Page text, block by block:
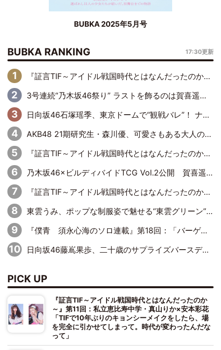
BUBKA 2025年5月号
BUBKA RANKING 17:30更新
『証言TIF～アイドル戦国時代とはなんだったのか～』第6回：でんぱ組.inc・古川未鈴×相沢梨紗「『ハロプロやりたかったな』って言ったら、夢眠ねむさんに『てめえはでんぱ組．incなんだよ！』って肩パンされて(笑)」
3号連続“乃木坂46祭り” ラストを飾るのは賀喜遥香…5年ぶりの登場に「5年分大人になった私を見ていただけたら」
日向坂46石塚瑶季、東京ドームで“観戦バレ”！ ナイツ・塙も認めた「巨人に詳しすぎるアイドル」は元VENUSスクール生で杉内コーチ推し⁉
AKB48 21期研究生・森川優、可愛さもある大人の女性に
『証言TIF～アイドル戦国時代とはなんだったのか～』第10回：さくら学院・武藤彩未×飯田らうら「正直、中3で辞めるというのを信じてなくて。そう言われてはいたけど、嘘でしょって」
乃木坂46×ビルディバイドTCG Vol.2公開 賀喜遥香＆田村真佑が『京まふ』ステージに登壇
『証言TIF～アイドル戦国時代とはなんだったのか～』第8回：Negicco・Nao☆×Megu×Kaede「東京からオファーが来たのと、梨の皮剥きとどっちが大事なんだって」
東雲うみ、ポップな制服姿で魅せる“東雲グリーン”の正体
『僕青 須永心海のソロ連載』第18回：「バーゲンセールハンターみうな inしまむら」編
日向坂46藤嶌果歩、二十歳のサプライズバースデーに大喜び「頼られる先輩になれるように努力していきたい」
PICK UP
『証言TIF～アイドル戦国時代とはなんだったのか
～』第11回：私立恵比寿中学・真山りか×安本彩花
「TIFで10年ぶりのキョンシーメイクをしたら、場
を完全に引かせてしまって。時代が変わったんだな
って」